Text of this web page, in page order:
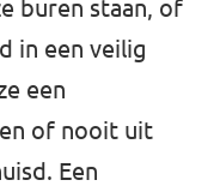
buren staan, of
in een veilig
een
of nooit uit
Een